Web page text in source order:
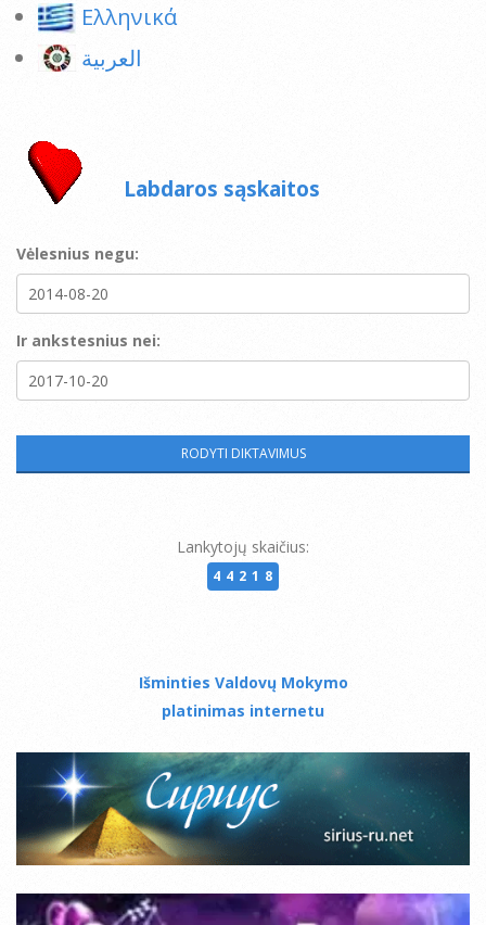
Ελληνικά
العربية
Labdaros sąskaitos
Vėlesnius negu:
Ir ankstesnius nei:
Lankytojų skaičius:
44218
Išminties Valdovų Mokymo
platinimas internetu